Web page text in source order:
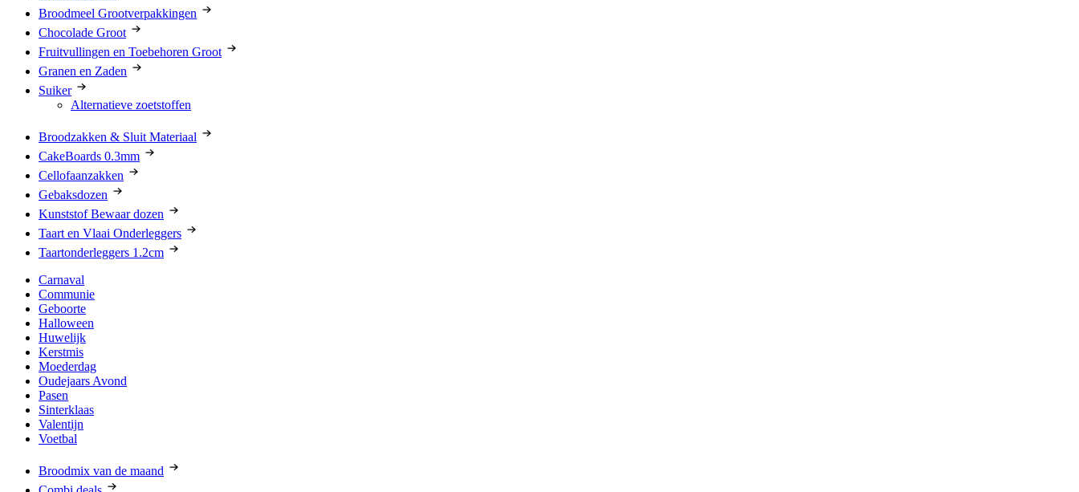
Broodmeel Grootverpakkingen
Chocolade Groot
Fruitvullingen en Toebehoren Groot
Granen en Zaden
Suiker
Alternatieve zoetstoffen
Broodzakken & Sluit Materiaal
CakeBoards 0.3mm
Cellofaanzakken
Gebaksdozen
Kunststof Bewaar dozen
Taart en Vlaai Onderleggers
Taartonderleggers 1.2cm
Carnaval
Communie
Geboorte
Halloween
Huwelijk
Kerstmis
Moederdag
Oudejaars Avond
Pasen
Sinterklaas
Valentijn
Voetbal
Broodmix van de maand